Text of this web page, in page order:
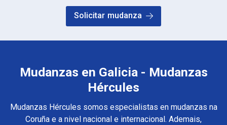
Solicitar mudanza
Mudanzas en Galicia - Mudanzas
Hércules
Mudanzas Hércules somos especialistas en mudanzas na
Coruña e a nivel nacional e internacional. Ademais,